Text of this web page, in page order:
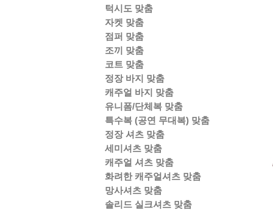
턱시도 맞춤
자켓 맞춤
점퍼 맞춤
조끼 맞춤
코트 맞춤
정장 바지 맞춤
캐주얼 바지 맞춤
유니폼/단체복 맞춤
특수복 (공연 무대복) 맞춤
정장 셔츠 맞춤
세미셔츠 맞춤
캐주얼 셔츠 맞춤
화려한 캐주얼셔츠 맞춤
망사셔츠 맞춤
솔리드 실크셔츠 맞춤